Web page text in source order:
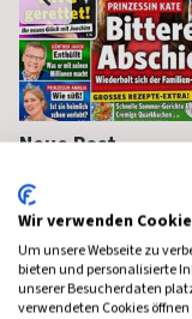
Neue Post
ab 3,90 €
(werktäglich)
Wir verwenden
Um unsere Webseite zu
bieten und personalisierte
unserer Besucherdaten
verwendeten Cookies